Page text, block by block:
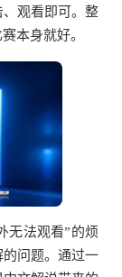
观看即可。整
本身就好。
无法观看”的烦
问题。通过一